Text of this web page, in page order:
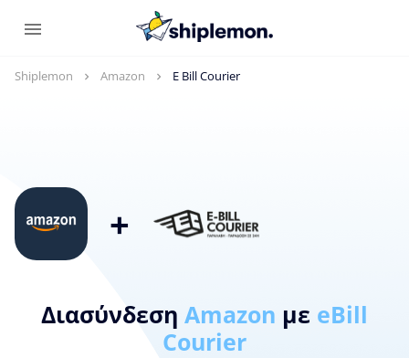
Shiplemon Amazon E Bill Courier
+
Διασύνδεση Amazon με eBill
Courier